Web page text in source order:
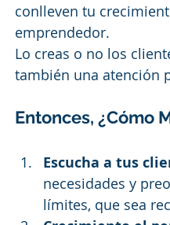
conlleven tu
emprendedor.
Lo creas o no los
también una atención
Entonces, ¿Cómo
Escucha a tus
necesidades y
límites, que sea